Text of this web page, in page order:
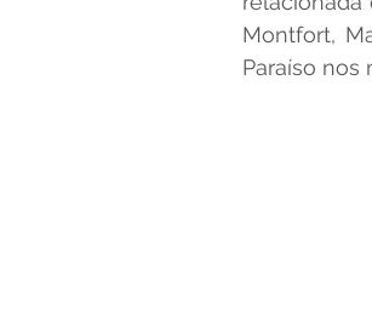
Montfort,
Paraíso nos